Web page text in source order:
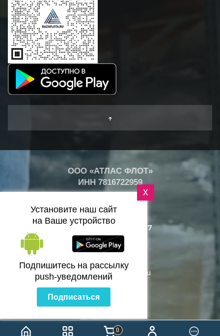
↑
ООО «АТЛАС ФЛОТ»
ИНН 7816722959
C
+7 (812) 418-25-77
Санкт-Петербург
zakaz@bazaflota.ru
0
X
Установите наш сайт
на Ваше устройство
Подпишитесь на рассылку
push-уведомлений
Подписаться